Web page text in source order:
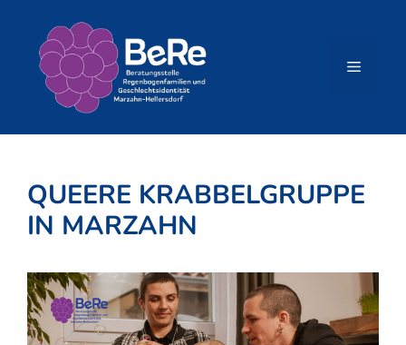
springen
Menü
QUEERE KRABBELGRUPPE
IN MARZAHN